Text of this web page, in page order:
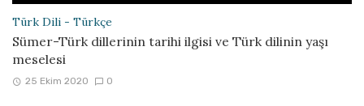
Türk Dili - Türkçe
Sümer-Türk dillerinin tarihi ilgisi ve Türk dilinin yaşı
meselesi
25 Ekim 2020 0